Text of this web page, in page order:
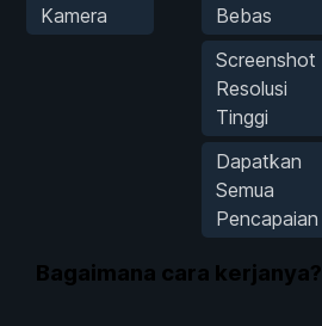
Kamera
Bebas
Screenshot
Resolusi
Tinggi
Dapatkan
Semua
Pencapaian
Bagaimana cara kerjanya?